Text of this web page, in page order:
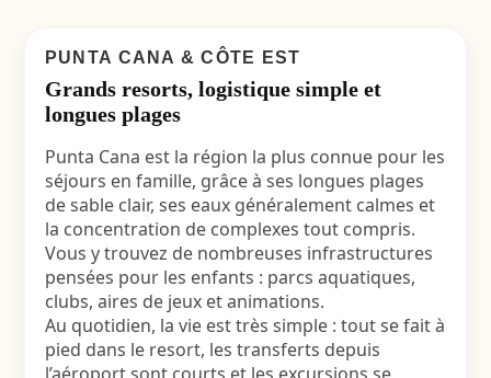
PUNTA CANA & CÔTE EST
Grands resorts, logistique simple et
longues plages
Punta Cana est la région la plus connue pour les
séjours en famille, grâce à ses longues plages
de sable clair, ses eaux généralement calmes et
la concentration de complexes tout compris.
Vous y trouvez de nombreuses infrastructures
pensées pour les enfants : parcs aquatiques,
clubs, aires de jeux et animations.
Au quotidien, la vie est très simple : tout se fait à
pied dans le resort, les transferts depuis